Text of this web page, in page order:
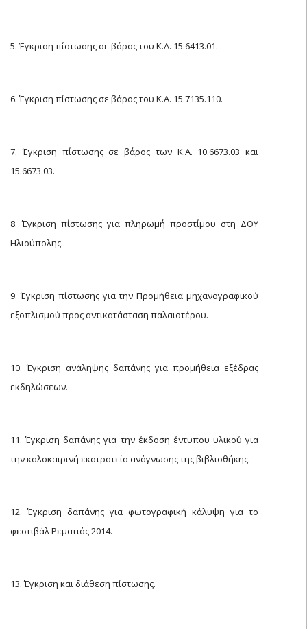
5. Έγκριση πίστωσης σε βάρος του Κ.Α. 15.6413.01.
6. Έγκριση πίστωσης σε βάρος του Κ.Α. 15.7135.110.
7. Έγκριση πίστωσης σε βάρος των Κ.Α. 10.6673.03 και
15.6673.03.
8. Έγκριση πίστωσης για πληρωμή προστίμου στη ΔΟΥ
Ηλιούπολης.
9. Έγκριση πίστωσης για την Προμήθεια μηχανογραφικού
εξοπλισμού προς αντικατάσταση παλαιοτέρου.
10. Έγκριση ανάληψης δαπάνης για προμήθεια εξέδρας
εκδηλώσεων.
11. Έγκριση δαπάνης για την έκδοση έντυπου υλικού για
την καλοκαιρινή εκστρατεία ανάγνωσης της βιβλιοθήκης.
12. Έγκριση δαπάνης για φωτογραφική κάλυψη για το
φεστιβάλ Ρεματιάς 2014.
13. Έγκριση και διάθεση πίστωσης.